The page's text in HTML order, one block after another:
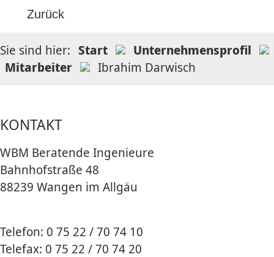
Zurück
Sie sind hier: Start
Unternehmensprofil
Mitarbeiter
Ibrahim Darwisch
KONTAKT
WBM Beratende Ingenieure
Bahnhofstraße 48
88239 Wangen im Allgäu
Telefon: 0 75 22 / 70 74 10
Telefax: 0 75 22 / 70 74 20